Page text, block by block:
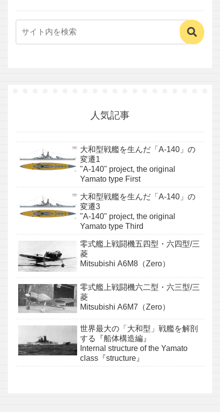
人気記事
大和型戦艦を生んだ「A-140」の
変遷1
"A-140" project, the original
Yamato type First
大和型戦艦を生んだ「A-140」の
変遷3
"A-140" project, the original
Yamato type Third
零式艦上戦闘機五四型・六四型/三
菱
Mitsubishi A6M8（Zero）
零式艦上戦闘機六二型・六三型/三
菱
Mitsubishi A6M7（Zero）
世界最大の「大和型」戦艦を解剖
する『船体構造編』
Internal structure of the Yamato
class『structure』